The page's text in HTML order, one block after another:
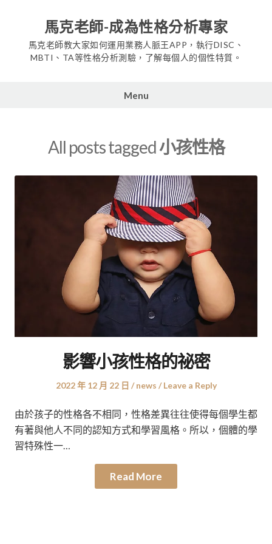
content
馬克老師-成為性格分析專家
馬克老師教大家如何運用業務人脈王APP，執行DISC、
MBTI、TA等性格分析測驗，了解每個人的個性特質。
Menu
All posts tagged小孩性格
影響小孩性格的祕密
Posted
2022 年 12 月 22 日
Posted
news Leave a Reply
由於孩子的性格各不相同，性格差異往往使得每個學生都
有著與他人不同的認知方式和學習風格。所以，個體的學
習特殊性一…
Read More